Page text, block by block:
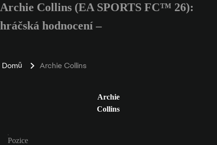
Enter a minimum of 3 characters or numbers
Archie Collins (EA SPORTS FC™ 26):
hráčská hodnocení –
Domů Archie Collins
Archie
Collins
Pozice